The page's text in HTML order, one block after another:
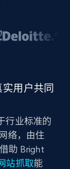
用户共同
行业标准的
络，由住
助 Bright
站抓取能